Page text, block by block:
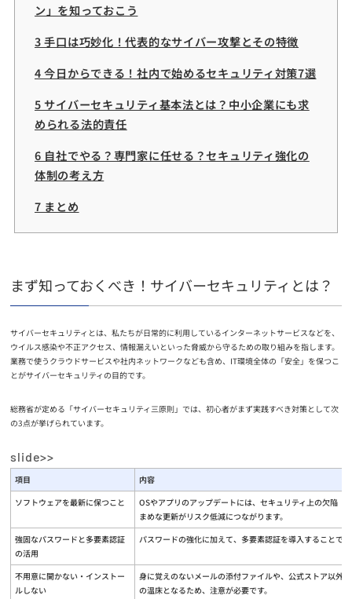
ン」を知っておこう
3 手口は巧妙化！代表的なサイバー攻撃とその特徴
4 今日からできる！社内で始めるセキュリティ対策7選
5 サイバーセキュリティ基本法とは？中小企業にも求
められる法的責任
6 自社でやる？専門家に任せる？セキュリティ強化の
体制の考え方
7 まとめ
まず知っておくべき！サイバーセキュリティとは？
サイバーセキュリティとは、私たちが日常的に利用しているインターネットサービスなどを、
ウイルス感染や不正アクセス、情報漏えいといった脅威から守るための取り組みを指します。
業務で使うクラウドサービスや社内ネットワークなども含め、IT環境全体の「安全」を保つこ
とがサイバーセキュリティの目的です。
総務省が定める「サイバーセキュリティ三原則」では、初心者がまず実践すべき対策として次
の3点が挙げられています。
項目
内容
ソフトウェアを最新に保つこと
OSやアプリのアップデートには、セキュリティ上の欠陥（
まめな更新がリスク低減につながります。
強固なパスワードと多要素認証
の活用
パスワードの強化に加えて、多要素認証を導入することで
不用意に開かない・インストー
ルしない
身に覚えのないメールの添付ファイルや、公式ストア以外
の温床となるため、注意が必要です。